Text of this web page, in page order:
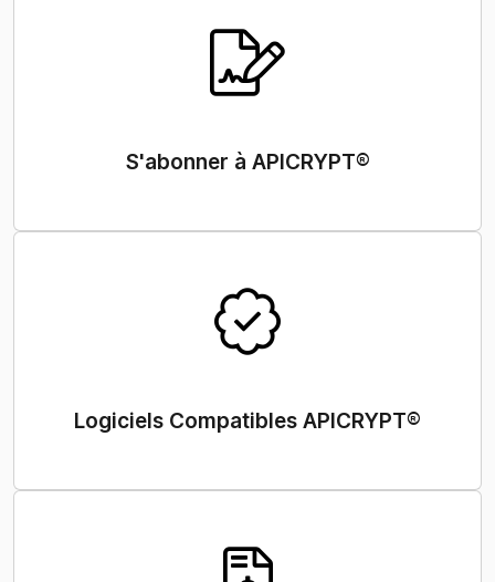
S'abonner à APICRYPT®
Logiciels Compatibles APICRYPT®